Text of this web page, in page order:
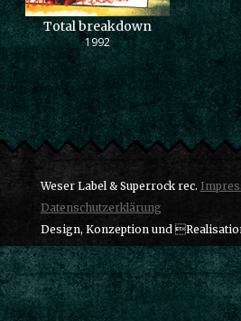
Total breakdown
1992
Weser Label & Superrock rec.
Datenschutzerklärung
Design, Konzeption und